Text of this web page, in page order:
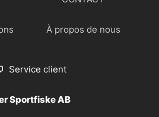
À propos de nous
Service client
Sportfiske AB